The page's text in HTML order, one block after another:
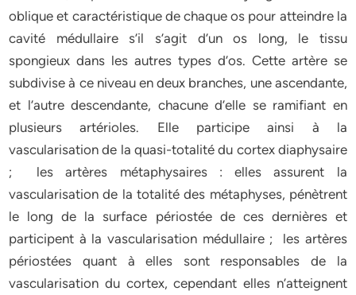
oblique et caractéristique de chaque os pour atteindre la
cavité médullaire s’il s’agit d’un os long, le tissu
spongieux dans les autres types d’os. Cette artère se
subdivise à ce niveau en deux branches, une ascendante,
et l’autre descendante, chacune d’elle se ramifiant en
plusieurs artérioles. Elle participe ainsi à la
vascularisation de la quasi-totalité du cortex diaphysaire
; les artères métaphysaires : elles assurent la
vascularisation de la totalité des métaphyses, pénètrent
le long de la surface périostée de ces dernières et
participent à la vascularisation médullaire ; les artères
périostées quant à elles sont responsables de la
vascularisation du cortex, cependant elles n’atteignent